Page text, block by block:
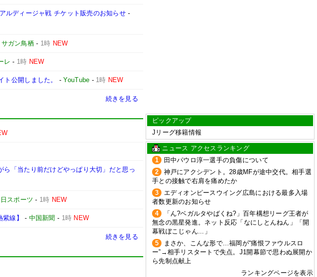
ルディージャ戦 チケット販売のお知らせ-
サガン鳥栖- 1時 NEW
レ - 1時 NEW
公開しました。 -YouTube - 1時 NEW
続きを見る
ら「当たり前だけどやっぱり大切」だと思っ
スポーツ - 1時 NEW
線】 - 中国新聞 - 1時 NEW
続きを見る
ピックアップ
Jリーグ移籍情報
ニュース アクセスランキング
1
田中パウロ淳一選手の負傷について
2
神戸にアクシデント。28歳MFが途中交代。相手選
手との接触で右肩を痛めたか
3
エディオンピースウイング広島における最多入場
者数更新のお知らせ
4
「ん?ベガルタやばくね?」百年構想リーグ王者が
無念の黒星発進。ネット反応「なにしとんねん」「開
幕戦ぼこじゃん...」
5
まさか、こんな形で…福岡が“痛恨ファウルスロ
ー”→相手リスタートで失点。J1開幕節で思わぬ展開か
ら先制点献上
ランキングページを表示